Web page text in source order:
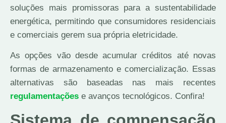
soluções mais promissoras para a sustentabilidade
energética, permitindo que consumidores residenciais
e comerciais gerem sua própria eletricidade.
As opções vão desde acumular créditos até novas
formas de armazenamento e comercialização. Essas
alternativas são baseadas nas mais recentes
regulamentações e avanços tecnológicos. Confira!